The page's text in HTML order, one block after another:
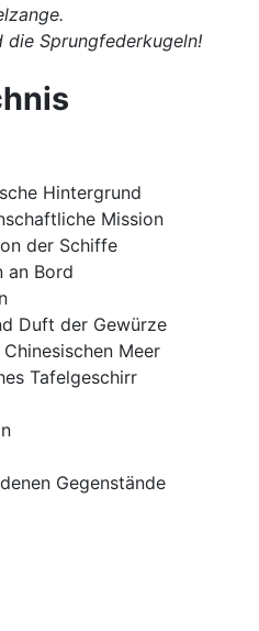
die Sprungfederkugeln!
Hintergrund
Mission
der Schiffe
an Bord
Duft der Gewürze
Meer
Tafelgeschirr
Gegenstände